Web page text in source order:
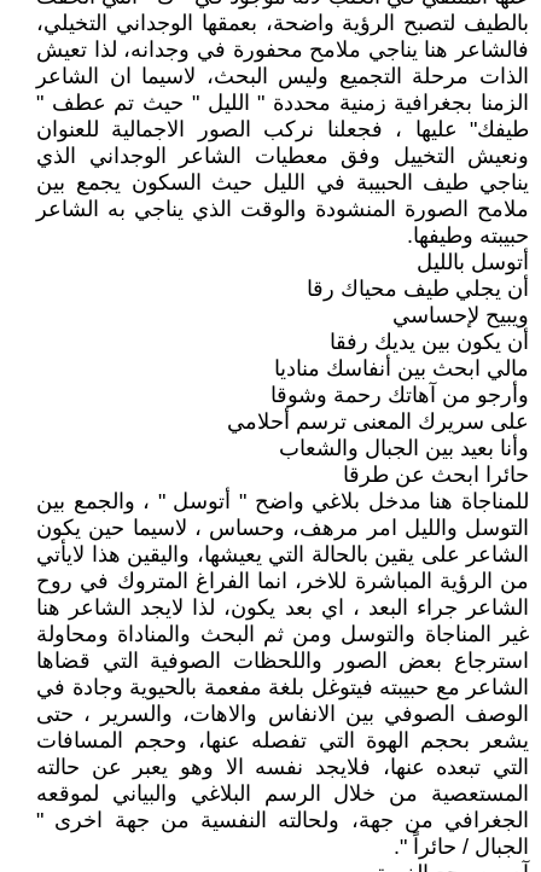
بالطيف لتصبح الرؤية واضحة، بعمقها الوجداني التخيلي،
فالشاعر هنا يناجي ملامح محفورة في وجدانه، لذا تعيش
الذات مرحلة التجميع وليس البحث، لاسيما ان الشاعر
الزمنا بجغرافية زمنية محددة " الليل " حيث تم عطف "
طيفك" عليها ، فجعلنا نركب الصور الاجمالية للعنوان
ونعيش التخييل وفق معطيات الشاعر الوجداني الذي
يناجي طيف الحبيبة في الليل حيث السكون يجمع بين
ملامح الصورة المنشودة والوقت الذي يناجي به الشاعر
حبيبته وطيفها.
أتوسل بالليل
أن يجلي طيف محياك رقا
ويبيح لإحساسي
أن يكون بين يديك رفقا
مالي ابحث بين أنفاسك مناديا
وأرجو من آهاتك رحمة وشوقا
على سريرك المعنى ترسم أحلامي
وأنا بعيد بين الجبال والشعاب
حائرا ابحث عن طرقا
للمناجاة هنا مدخل بلاغي واضح " أتوسل " ، والجمع بين
التوسل والليل امر مرهف، وحساس ، لاسيما حين يكون
الشاعر على يقين بالحالة التي يعيشها، واليقين هذا لايأتي
من الرؤية المباشرة للاخر، انما الفراغ المتروك في روح
الشاعر جراء البعد ، اي بعد يكون، لذا لايجد الشاعر هنا
غير المناجاة والتوسل ومن ثم البحث والمناداة ومحاولة
استرجاع بعض الصور واللحظات الصوفية التي قضاها
الشاعر مع حبيبته فيتوغل بلغة مفعمة بالحيوية وجادة في
الوصف الصوفي بين الانفاس والاهات، والسرير ، حتى
يشعر بحجم الهوة التي تفصله عنها، وحجم المسافات
التي تبعده عنها، فلايجد نفسه الا وهو يعبر عن حالته
المستعصية من خلال الرسم البلاغي والبياني لموقعه
الجغرافي من جهة، ولحالته النفسية من جهة اخرى "
الجبال / حائراً ".